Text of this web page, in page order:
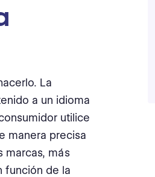
La
a un idioma
utilice
manera precisa
marcas, más
función de la